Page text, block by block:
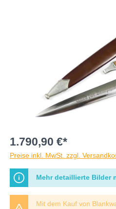
1.790,90 €*
Preise inkl. MwSt. zzgl.
Mehr detaillierte Bilder
Mit dem Kauf von